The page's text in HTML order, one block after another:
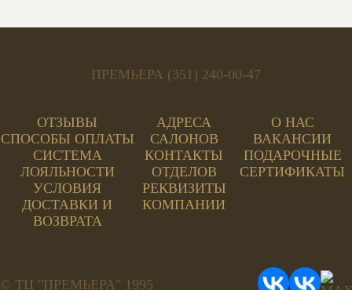
ПРЕМЬЕРА (351) 240-00-47
ОТЗЫВЫ
СПОСОБЫ ОПЛАТЫ
СИСТЕМА
ЛОЯЛЬНОСТИ
УСЛОВИЯ
ДОСТАВКИ И
ВОЗВРАТА
АДРЕСА
САЛОНОВ
КОНТАКТЫ
ОТДЕЛОВ
РЕКВИЗИТЫ
КОМПАНИИ
О НАС
ВАКАНСИИ
ПОДАРОЧНЫЕ
СЕРТИФИКАТЫ
© ТЦ "ПРЕМЬЕРА" 1995